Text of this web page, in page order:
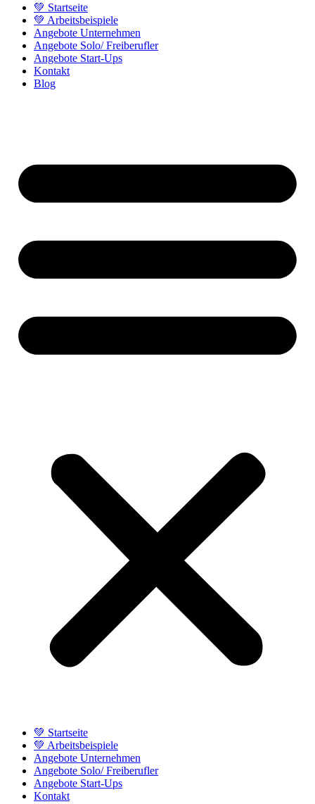
💚 Startseite
💚 Arbeitsbeispiele
Angebote Unternehmen
Angebote Solo/ Freiberufler
Angebote Start-Ups
Kontakt
Blog
💚 Startseite
💚 Arbeitsbeispiele
Angebote Unternehmen
Angebote Solo/ Freiberufler
Angebote Start-Ups
Kontakt